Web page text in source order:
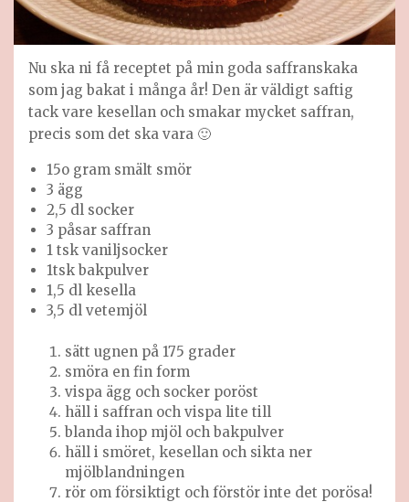
Nu ska ni få receptet på min goda saffranskaka
som jag bakat i många år! Den är väldigt saftig
tack vare kesellan och smakar mycket saffran,
precis som det ska vara 🙂
15o gram smält smör
3 ägg
2,5 dl socker
3 påsar saffran
1 tsk vaniljsocker
1tsk bakpulver
1,5 dl kesella
3,5 dl vetemjöl
sätt ugnen på 175 grader
smöra en fin form
vispa ägg och socker poröst
häll i saffran och vispa lite till
blanda ihop mjöl och bakpulver
häll i smöret, kesellan och sikta ner
mjölblandningen
rör om försiktigt och förstör inte det porösa!